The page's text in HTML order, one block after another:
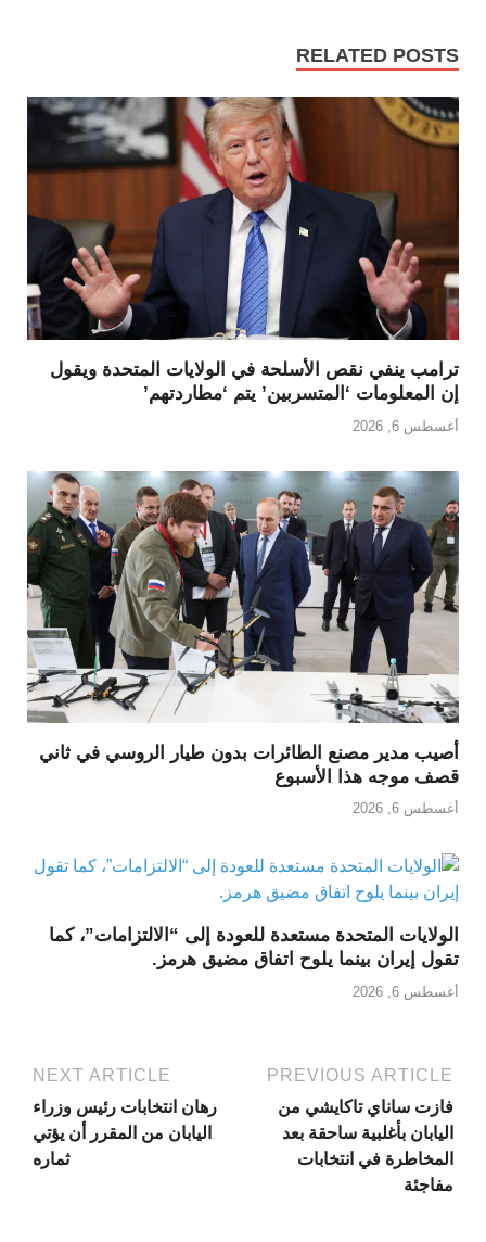
RELATED POSTS
ترامب ينفي نقص الأسلحة في الولايات المتحدة ويقول
إن المعلومات ‘المتسربين’ يتم ‘مطاردتهم’
أغسطس 6, 2026
أصيب مدير مصنع الطائرات بدون طيار الروسي في ثاني
قصف موجه هذا الأسبوع
أغسطس 6, 2026
الولايات المتحدة مستعدة للعودة إلى “الالتزامات”، كما
تقول إيران بينما يلوح اتفاق مضيق هرمز.
أغسطس 6, 2026
PREVIOUS ARTICLE
فازت ساناي تاكايشي من
اليابان بأغلبية ساحقة بعد
المخاطرة في انتخابات
مفاجئة
NEXT ARTICLE
رهان انتخابات رئيس وزراء
اليابان من المقرر أن يؤتي
ثماره